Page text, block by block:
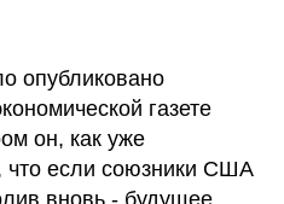
опубликовано
газете
он, как уже
что если союзники США